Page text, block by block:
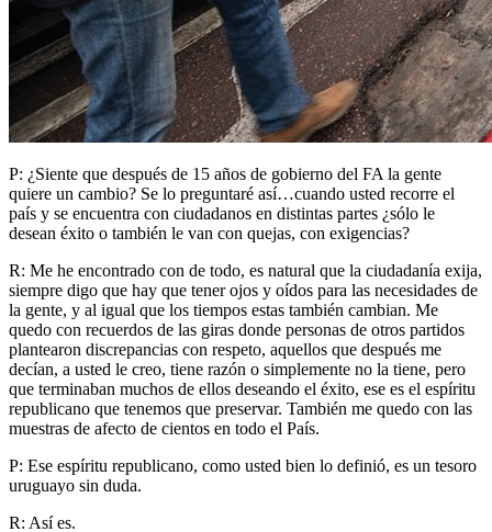
P: ¿Siente que después de 15 años de gobierno del FA la gente
quiere un cambio? Se lo preguntaré así…cuando usted recorre el
país y se encuentra con ciudadanos en distintas partes ¿sólo le
desean éxito o también le van con quejas, con exigencias?
R: Me he encontrado con de todo, es natural que la ciudadanía exija,
siempre digo que hay que tener ojos y oídos para las necesidades de
la gente, y al igual que los tiempos estas también cambian. Me
quedo con recuerdos de las giras donde personas de otros partidos
plantearon discrepancias con respeto, aquellos que después me
decían, a usted le creo, tiene razón o simplemente no la tiene, pero
que terminaban muchos de ellos deseando el éxito, ese es el espíritu
republicano que tenemos que preservar. También me quedo con las
muestras de afecto de cientos en todo el País.
P: Ese espíritu republicano, como usted bien lo definió, es un tesoro
uruguayo sin duda.
R: Así es.